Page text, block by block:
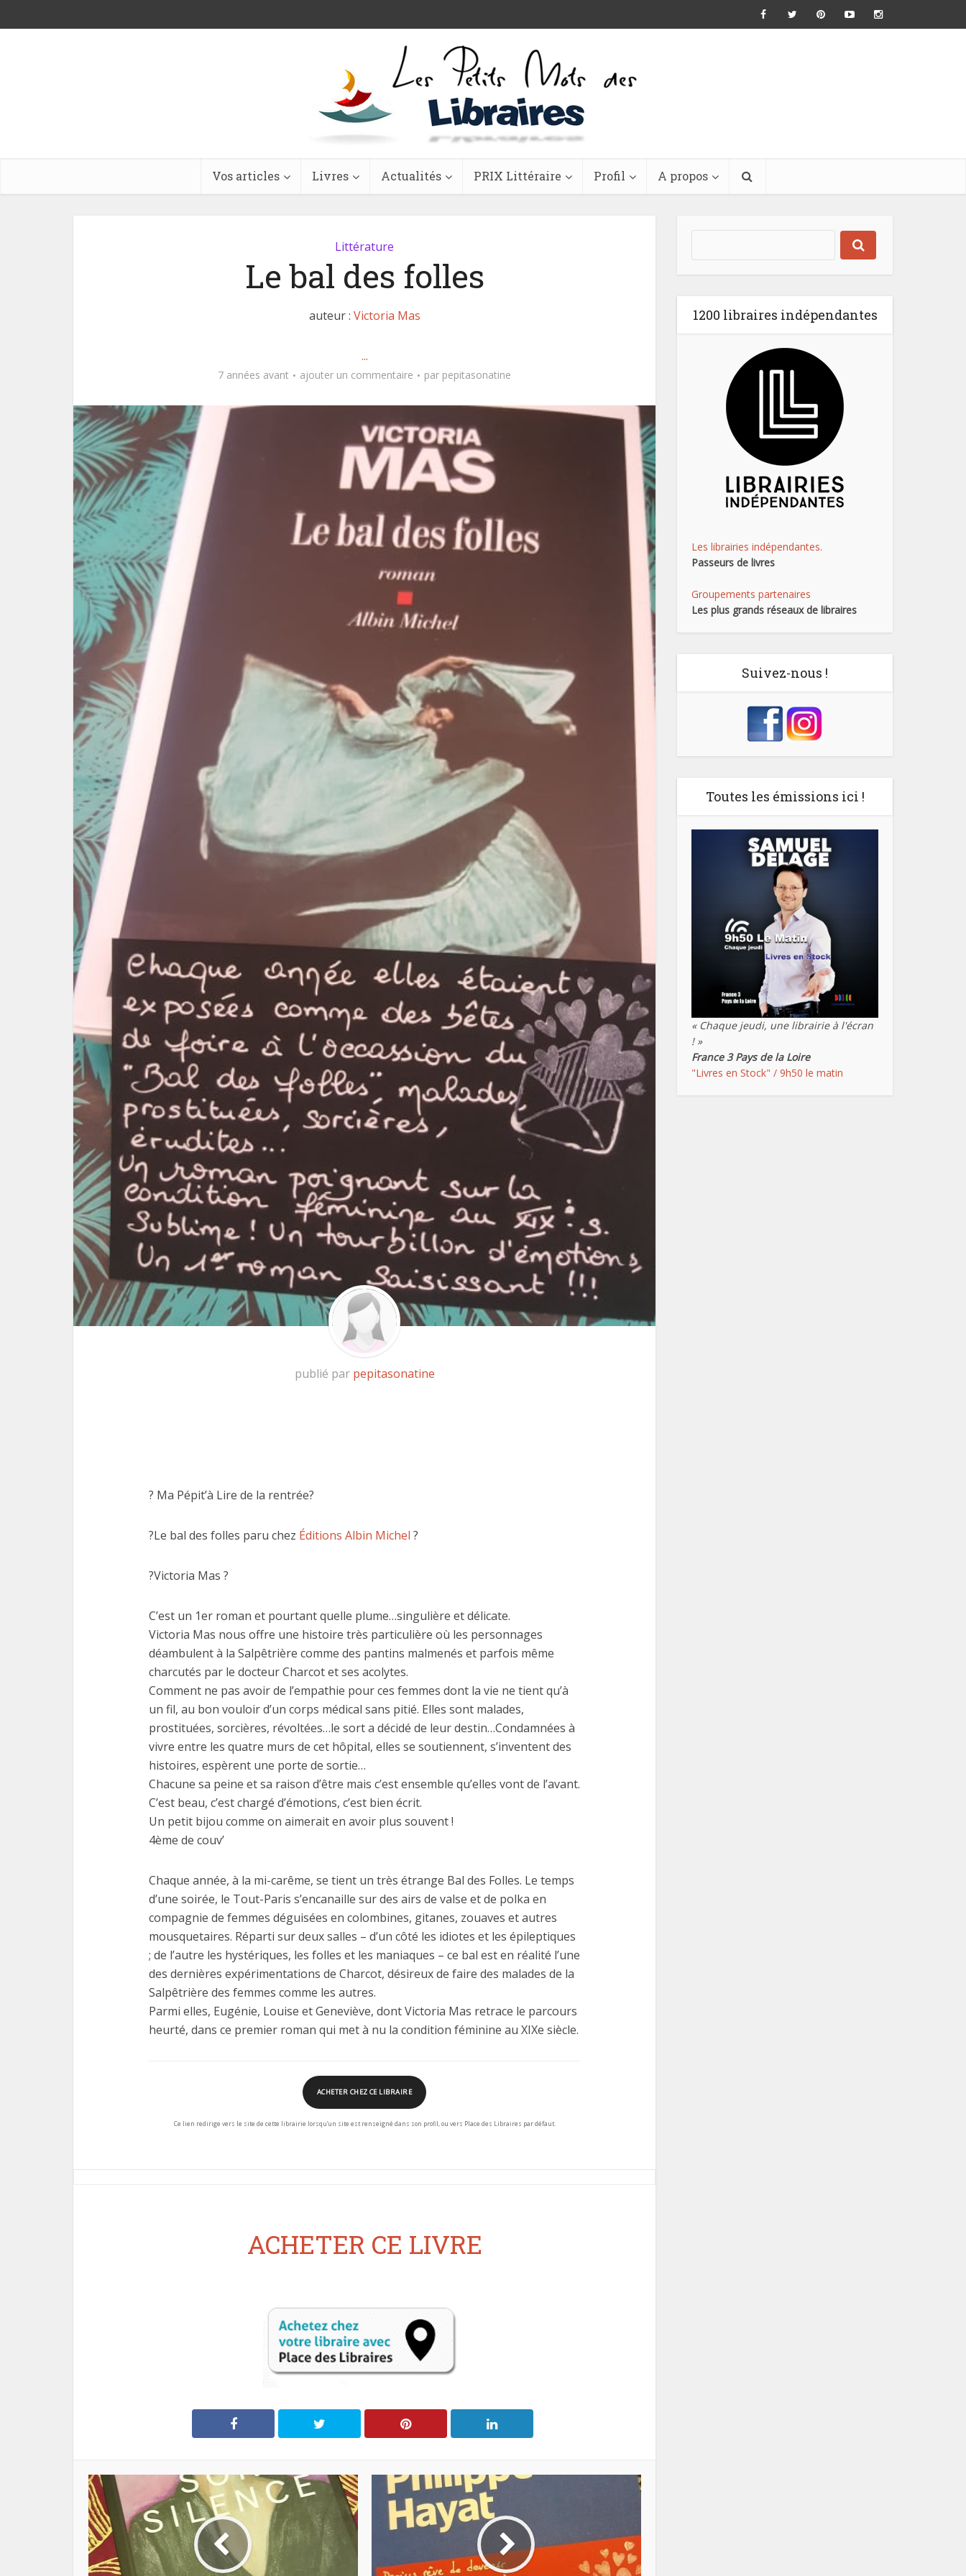
Vos articles Livres Actualités PRIX Littéraire Profil A propos
Littérature
Le bal des folles
auteur : Victoria Mas
...
7 années avant ajouter un commentaire par pepitasonatine
publié par pepitasonatine
? Ma Pépit’à Lire de la rentrée?
?Le bal des folles paru chez Éditions Albin Michel ?
?Victoria Mas ?
C’est un 1er roman et pourtant quelle plume…singulière et délicate.
Victoria Mas nous offre une histoire très particulière où les personnages
déambulent à la Salpêtrière comme des pantins malmenés et parfois même
charcutés par le docteur Charcot et ses acolytes.
Comment ne pas avoir de l’empathie pour ces femmes dont la vie ne tient qu’à
un fil, au bon vouloir d’un corps médical sans pitié. Elles sont malades,
prostituées, sorcières, révoltées…le sort a décidé de leur destin…Condamnées à
vivre entre les quatre murs de cet hôpital, elles se soutiennent, s’inventent des
histoires, espèrent une porte de sortie…
Chacune sa peine et sa raison d’être mais c’est ensemble qu’elles vont de l’avant.
C’est beau, c’est chargé d’émotions, c’est bien écrit.
Un petit bijou comme on aimerait en avoir plus souvent !
4ème de couv’
Chaque année, à la mi-carême, se tient un très étrange Bal des Folles. Le temps
d’une soirée, le Tout-Paris s’encanaille sur des airs de valse et de polka en
compagnie de femmes déguisées en colombines, gitanes, zouaves et autres
mousquetaires. Réparti sur deux salles – d’un côté les idiotes et les épileptiques
; de l’autre les hystériques, les folles et les maniaques – ce bal est en réalité l’une
des dernières expérimentations de Charcot, désireux de faire des malades de la
Salpêtrière des femmes comme les autres.
Parmi elles, Eugénie, Louise et Geneviève, dont Victoria Mas retrace le parcours
heurté, dans ce premier roman qui met à nu la condition féminine au XIXe siècle.
ACHETER CHEZ CE LIBRAIRE
Ce lien redirige vers le site de cette librairie lorsqu’un site est renseigné dans son profil, ou vers Place des Libraires par défaut.
ACHETER CE LIVRE
1200 libraires indépendantes
Les librairies indépendantes.
Passeurs de livres
Groupements partenaires
Les plus grands réseaux de libraires
Suivez-nous !
Toutes les émissions ici !
« Chaque jeudi, une librairie à l'écran
! »
France 3 Pays de la Loire
"Livres en Stock" / 9h50 le matin